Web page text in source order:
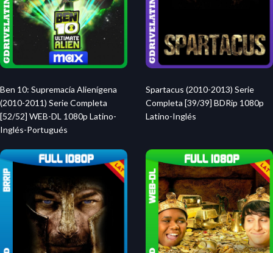
Ben 10: Supremacía Alienígena
(2010-2011) Serie Completa
[52/52] WEB-DL 1080p Latino-
Inglés-Portugués
Spartacus (2010-2013) Serie
Completa [39/39] BDRip 1080p
Latino-Inglés